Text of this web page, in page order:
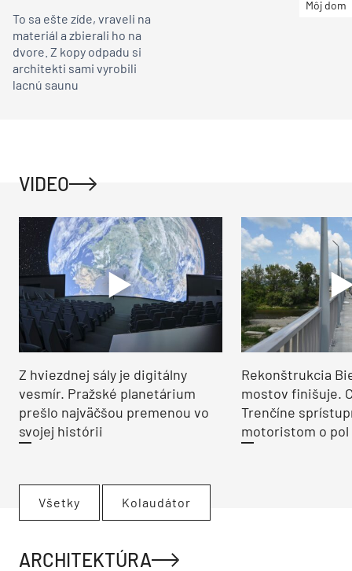
To sa ešte zíde, vraveli na
materiál a zbierali ho na
dvore. Z kopy odpadu si
VIDEO
Z hviezdnej sály je digitálny
vesmír. Pražské planetárium
svojej histórii
Rekonštrukcia
mostov finišuje.
Všetky Kolaudátor